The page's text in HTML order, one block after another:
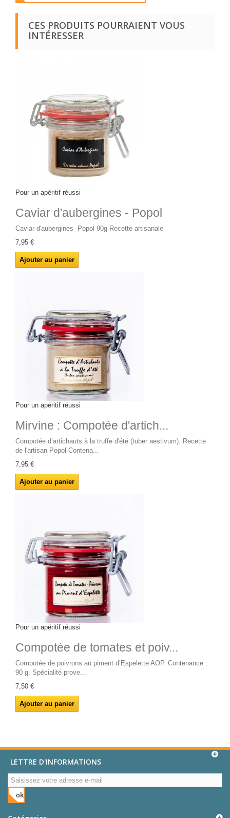
CES PRODUITS POURRAIENT VOUS
INTÉRESSER
Pour un apéritif réussi
Caviar d'aubergines - Popol
Caviar d'aubergines Popol 90g Recette artisanale
7,95 €
Pour un apéritif réussi
Mirvine : Compotée d'artich...
Compotée d’artichauts à la truffe d'été (tuber aestivum). Recette
de l'artisan Popol Contena...
7,95 €
Pour un apéritif réussi
Compotée de tomates et poiv...
Compotée de poivrons au piment d’Espelette AOP. Contenance :
90 g. Spécialité prove...
7,50 €
LETTRE D'INFORMATIONS
ok